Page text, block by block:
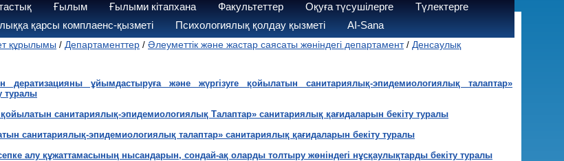
Ғылым Ғылыми кітапхана Факультеттер Оқуға түсушілерге
Түлектерге
қарсы комплаенс-қызметі Психологиялық қолдау қызметі AI-Sana
құрылымы / Департаменттер / Әлеуметтік және жастар саясаты жөніндегі департамент/ Денсаулық
дератизацияны ұйымдастыруға және жүргізуге қойылатын санитариялық-эпидемиологиялық талаптар»
туралы
қойылатын санитариялық-эпидемиологиялық Талаптар» санитариялық қағидаларын бекіту туралы
санитариялық-эпидемиологиялық талаптар» санитариялық қағидаларын бекіту туралы
алу құжаттамасының нысандарын, сондай-ақ оларды толтыру жөніндегі нұсқаулықтарды бекіту туралы